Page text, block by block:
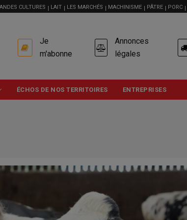
CULTURES LAIT LES MARCHÉS MACHINISME PÂTRE PORC
USER
ACCOUNT
MENU
Je
m'abonne
Annonces
légales
ÉCHOS DE NOS TERRITOIRES ENTREPRISES